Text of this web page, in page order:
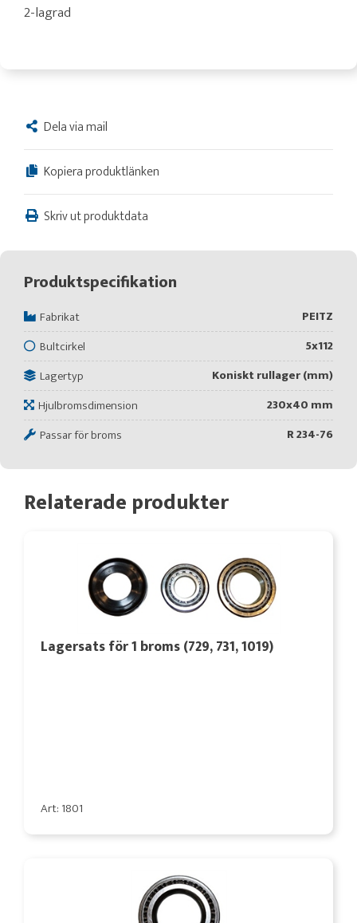
2-lagrad
Dela via mail
Kopiera produktlänken
Skriv ut produktdata
Produktspecifikation
Fabrikat
PEITZ
Bultcirkel
5x112
Lagertyp
Koniskt rullager (mm)
Hjulbromsdimension
230x40 mm
Passar för broms
R 234-76
Relaterade produkter
Lagersats för 1 broms (729, 731, 1019)
Art: 1801